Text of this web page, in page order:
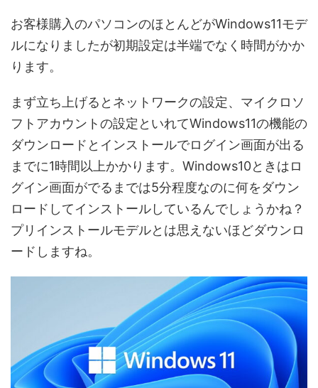
お客様購入のパソコンのほとんどがWindows11モデ
ルになりましたが初期設定は半端でなく時間がかか
ります。
まず立ち上げるとネットワークの設定、マイクロソ
フトアカウントの設定といれてWindows11の機能の
ダウンロードとインストールでログイン画面が出る
までに1時間以上かかります。Windows10ときはロ
グイン画面がでるまでは5分程度なのに何をダウン
ロードしてインストールしているんでしょうかね？
プリインストールモデルとは思えないほどダウンロ
ードしますね。